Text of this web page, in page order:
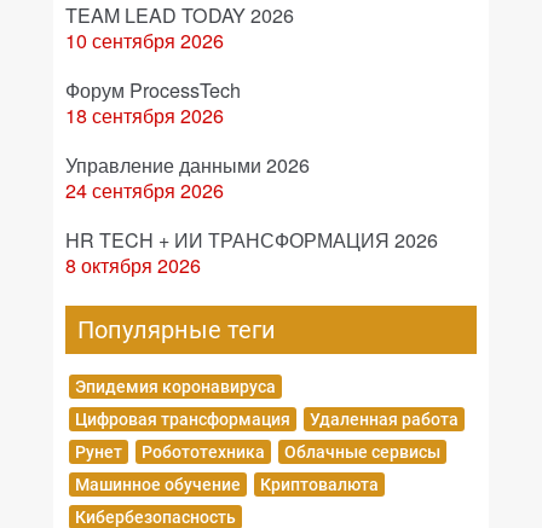
TEAM LEAD TODAY 2026
10 сентября 2026
Форум ProcessTech
18 сентября 2026
Управление данными 2026
24 сентября 2026
HR TECH + ИИ ТРАНСФОРМАЦИЯ 2026
8 октября 2026
Популярные теги
Эпидемия коронавируса
Цифровая трансформация
Удаленная работа
Рунет
Робототехника
Облачные сервисы
Машинное обучение
Криптовалюта
Кибербезопасность